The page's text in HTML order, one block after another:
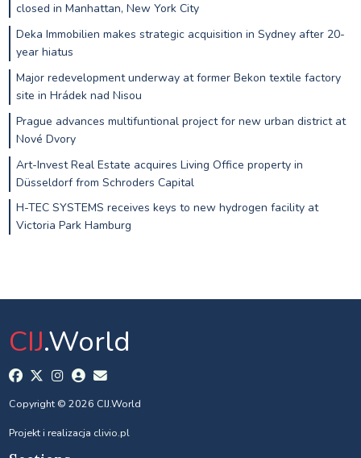
closed in Manhattan, New York City
Deka Immobilien makes strategic acquisition in Sydney after 20-
year hiatus
Major redevelopment underway at former Bekon textile factory
site in Hrádek nad Nisou
Prague advances multifuntional project for new urban district at
Nové Dvory
Art-Invest Real Estate acquires Living Office property in
Düsseldorf from Schroders Capital
H-TEC SYSTEMS receives keys to new hydrogen facility at
Victoria Park Hamburg
CIJ.World
Copyright © 2026 CIJ.World
Projekt i realizacja clivio.pl